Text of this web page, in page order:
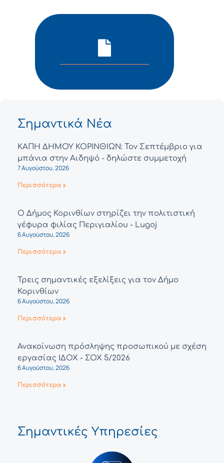
Σημαντικά Νέα
ΚΑΠΗ ΔΗΜΟΥ ΚΟΡΙΝΘΙΩΝ: Τον Σεπτέμβριο για
μπάνια στην Αιδηψό - δηλώστε συμμετοχή
7 Αυγούστου, 2026
Περισσότερα »
Ο Δήμος Κορινθίων στηρίζει την πολιτιστική
γέφυρα φιλίας Περιγιαλίου - Lugoj
6 Αυγούστου, 2026
Περισσότερα »
Τρεις σημαντικές εξελίξεις για τον Δήμο
Κορινθίων
6 Αυγούστου, 2026
Περισσότερα »
Ανακοίνωση πρόσληψης προσωπικού με σχέση
εργασίας ΙΔΟΧ - ΣΟΧ 5/2026
6 Αυγούστου, 2026
Περισσότερα »
Σημαντικές Υπηρεσίες